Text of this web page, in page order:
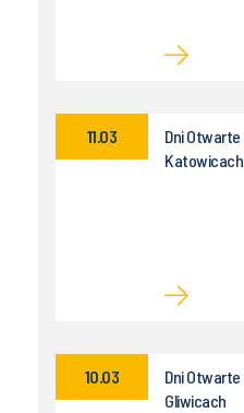
Dni
Katowicach
11.03
Dni
Gliwicach
10.03